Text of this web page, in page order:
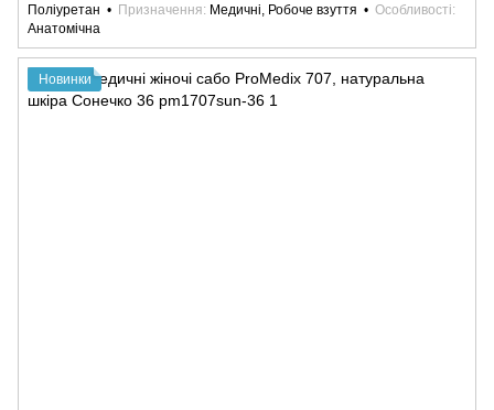
Поліуретан
Призначення Медичні, Робоче взуття
Особливості
Анатомічна
Новинки